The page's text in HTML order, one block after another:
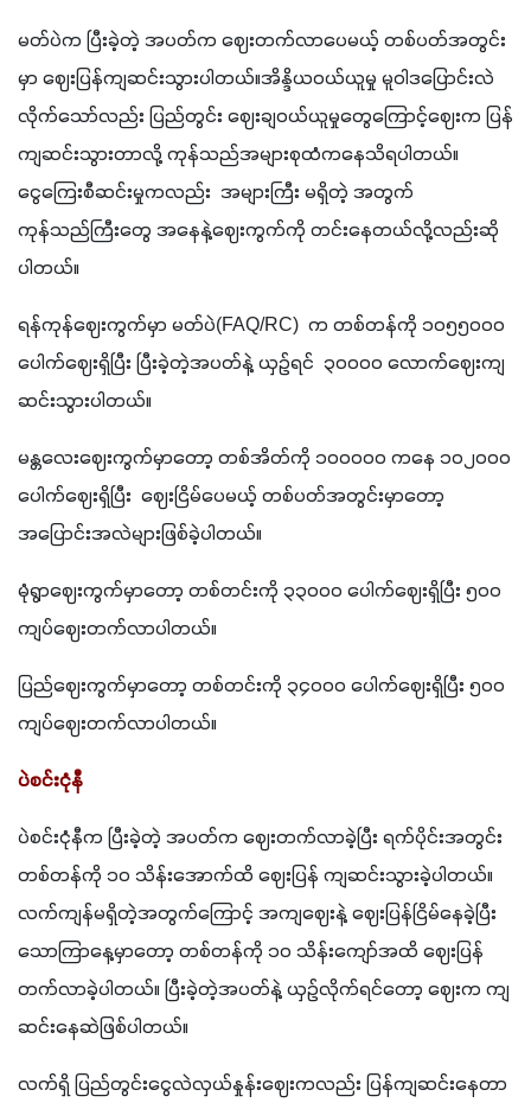
မတ်ပဲက ပြီးခဲ့တဲ့ အပတ်က ဈေးတက်လာပေမယ့် တစ်ပတ်အတွင်း
မှာ ဈေးပြန်ကျဆင်းသွားပါတယ်။အိန္ဒိယဝယ်ယူမှု မူဝါဒပြောင်းလဲ
လိုက်သော်လည်း ပြည်တွင်း ဈေးချဝယ်ယူမှုတွေကြောင့်ဈေးက ပြန်
ကျဆင်းသွားတာလို့ ကုန်သည်အများစုထံကနေသိရပါတယ်။
ငွေကြေးစီဆင်းမှုကလည်း  အများကြီး မရှိတဲ့ အတွက်
ကုန်သည်ကြီးတွေ အနေနဲ့ဈေးကွက်ကို တင်းနေတယ်လို့လည်းဆို
ပါတယ်။
ရန်ကုန်ဈေးကွက်မှာ မတ်ပဲ(FAQ/RC)  က တစ်တန်ကို ၁၀၅၅၀၀၀
ပေါက်ဈေးရှိပြီး ပြီးခဲ့တဲ့အပတ်နဲ့ ယှဉ်ရင်  ၃၀၀၀၀ လောက်ဈေးကျ
ဆင်းသွားပါတယ်။
မန္တလေးဈေးကွက်မှာတော့ တစ်အိတ်ကို ၁၀၀၀၀၀ ကနေ ၁၀၂၀၀၀
ပေါက်ဈေးရှိပြီး  ဈေးငြိမ်ပေမယ့် တစ်ပတ်အတွင်းမှာတော့
အပြောင်းအလဲများဖြစ်ခဲ့ပါတယ်။
မုံရွာဈေးကွက်မှာတော့ တစ်တင်းကို ၃၃၀၀၀ ပေါက်ဈေးရှိပြီး ၅၀၀
ကျပ်ဈေးတက်လာပါတယ်။
ပြည်ဈေးကွက်မှာတော့ တစ်တင်းကို ၃၄၀၀၀ ပေါက်ဈေးရှိပြီး ၅၀၀
ကျပ်ဈေးတက်လာပါတယ်။
ပဲစင်းငုံနီ
ပဲစင်းငုံနီက ပြီးခဲ့တဲ့ အပတ်က ဈေးတက်လာခဲ့ပြီး ရက်ပိုင်းအတွင်း
တစ်တန်ကို ၁၀ သိန်းအောက်ထိ ဈေးပြန် ကျဆင်းသွားခဲ့ပါတယ်။
လက်ကျန်မရှိတဲ့အတွက်ကြောင့် အကျဈေးနဲ့ ဈေးပြန်ငြိမ်နေခဲ့ပြီး
သောကြာနေ့မှာတော့ တစ်တန်ကို ၁၀ သိန်းကျော်အထိ ဈေးပြန်
တက်လာခဲ့ပါတယ်။ ပြီးခဲ့တဲ့အပတ်နဲ့ ယှဉ်လိုက်ရင်တော့ ဈေးက ကျ
ဆင်းနေဆဲဖြစ်ပါတယ်။
လက်ရှိ ပြည်တွင်းငွေလဲလှယ်နှုန်းဈေးကလည်း ပြန်ကျဆင်းနေတာ